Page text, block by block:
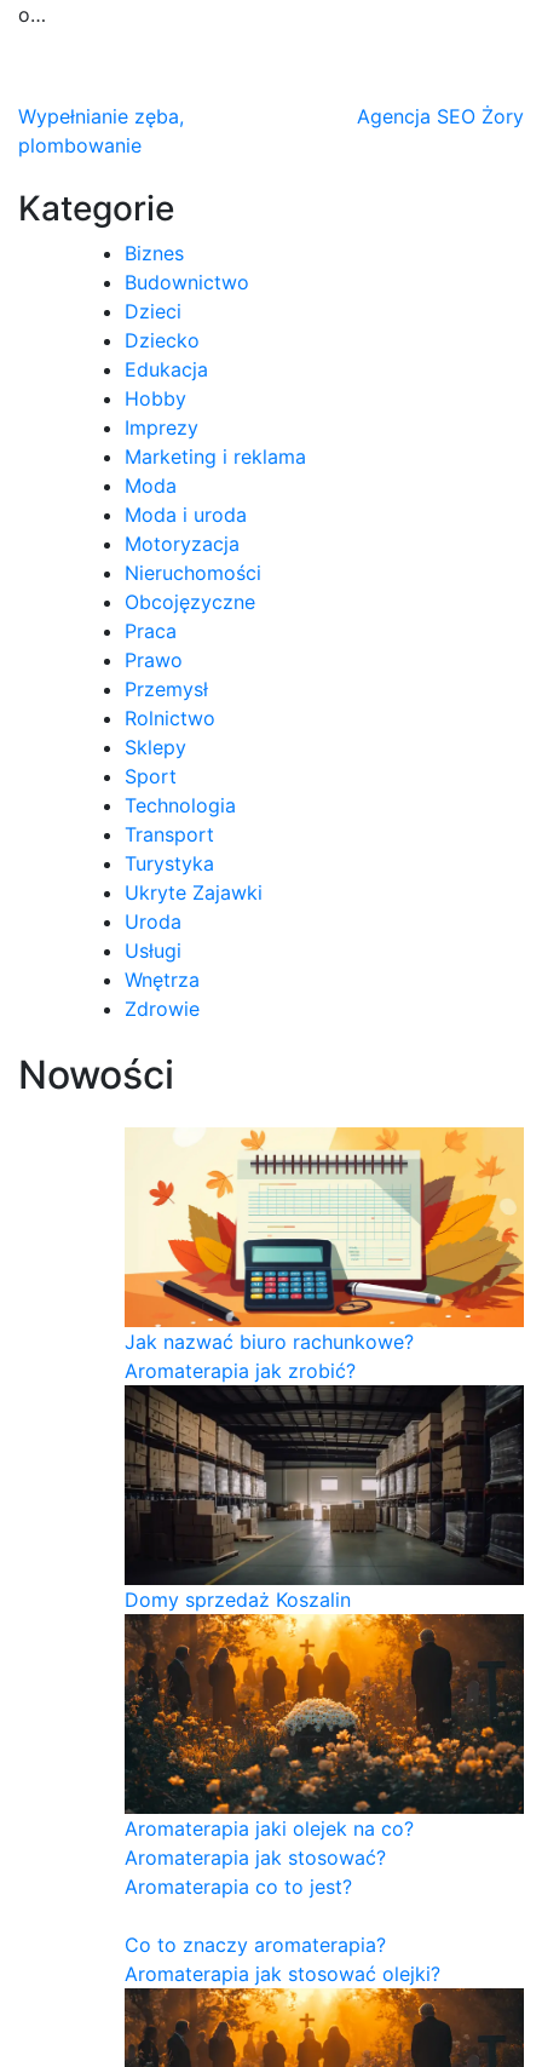
o…
Nawigacja
wpisu
Wypełnianie zęba,
plombowanie
Agencja SEO Żory
Kategorie
Biznes
Budownictwo
Dzieci
Dziecko
Edukacja
Hobby
Imprezy
Marketing i reklama
Moda
Moda i uroda
Motoryzacja
Nieruchomości
Obcojęzyczne
Praca
Prawo
Przemysł
Rolnictwo
Sklepy
Sport
Technologia
Transport
Turystyka
Ukryte Zajawki
Uroda
Usługi
Wnętrza
Zdrowie
Nowości
Jak nazwać biuro rachunkowe?
Aromaterapia jak zrobić?
Domy sprzedaż Koszalin
Aromaterapia jaki olejek na co?
Aromaterapia jak stosować?
Aromaterapia co to jest?
Co to znaczy aromaterapia?
Aromaterapia jak stosować olejki?